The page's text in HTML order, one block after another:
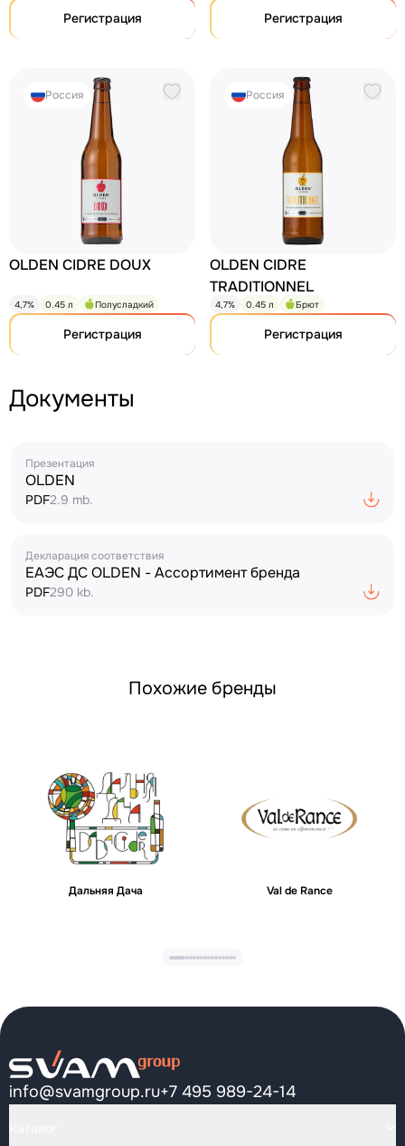
Регистрация Регистрация
Россия
OLDEN CIDRE DOUX
4,7% 0.45 л Полусладкий
Регистрация
Россия
OLDEN CIDRE
TRADITIONNEL
4,7% 0.45 л Брют
Регистрация
Документы
Презентация
OLDEN
PDF2.9 mb.
Декларация соответствия
ЕАЭС ДС OLDEN - Ассортимент бренда
PDF290 kb.
Похожие бренды
Дальняя Дача Val de Rance
info@svamgroup.ru+7 495 989-24-14